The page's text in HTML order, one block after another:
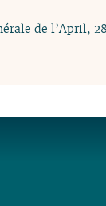
de l’April,